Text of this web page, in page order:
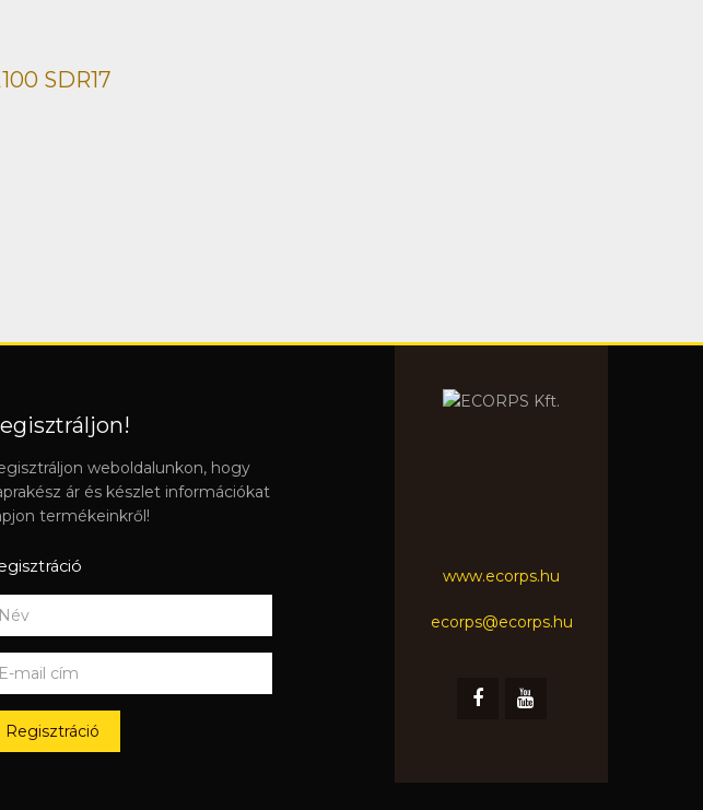
SDR17
weboldalunkon, hogy
ár és készlet információkat
termékeinkről!
Regisztráció
www.ecorps.hu
ecorps@ecorps.hu